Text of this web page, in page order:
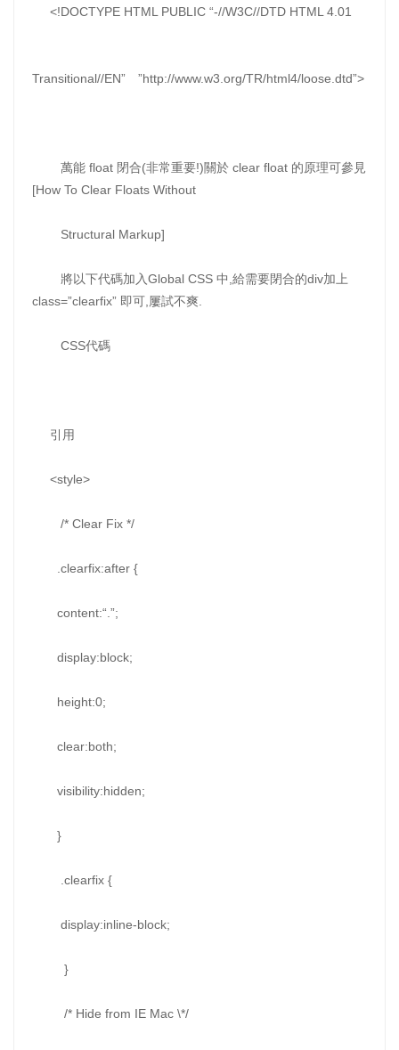
<!DOCTYPE HTML PUBLIC “-//W3C//DTD HTML 4.01
Transitional//EN” ”http://www.w3.org/TR/html4/loose.dtd”>
萬能 float 閉合(非常重要!)關於 clear float 的原理可參見
[How To Clear Floats Without
Structural Markup]
將以下代碼加入Global CSS 中,給需要閉合的div加上
class=”clearfix” 即可,屢試不爽.
CSS代碼
引用
<style>
/* Clear Fix */
.clearfix:after {
content:“.”;
display:block;
height:0;
clear:both;
visibility:hidden;
}
.clearfix {
display:inline-block;
}
/* Hide from IE Mac \*/